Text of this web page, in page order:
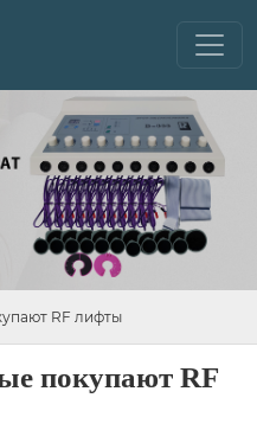
RF лифты
покупают RF